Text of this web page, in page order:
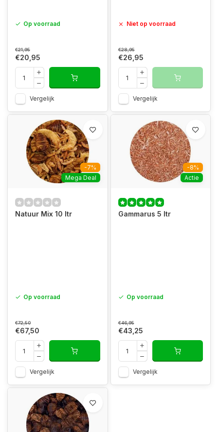
Op voorraad
€21,95
€20,95
Vergelijk
Niet op voorraad
€28,95
€26,95
Vergelijk
-7%
Mega Deal
Natuur Mix 10 ltr
Op voorraad
€72,50
€67,50
Vergelijk
-8%
Actie
Gammarus 5 ltr
Op voorraad
€46,95
€43,25
Vergelijk